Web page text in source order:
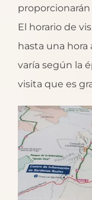
El horario de
hasta una hora
varía según la
visita que es